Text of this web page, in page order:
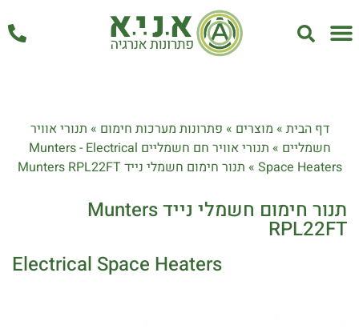
דף הבית » מוצרים » פתרונות מערכות חימום » תנורי אוויר
חשמליים »
תנורי אוויר חם חשמליים Munters - Electrical
Space Heaters
» תנור חימום חשמלי נייד Munters RPL22FT
תנור חימום חשמלי נייד Munters
RPL22FT
Electrical Space Heaters